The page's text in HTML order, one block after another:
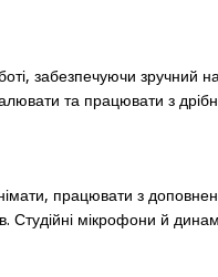
забезпечуючи зручний
та працювати з
працювати з
Студійні мікрофони й